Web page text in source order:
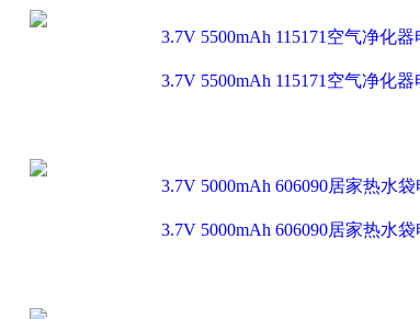
3.7V 5500mAh 115171空气净化器
3.7V 5500mAh 115171空气净化器
3.7V 5000mAh 606090居家热水
3.7V 5000mAh 606090居家热水